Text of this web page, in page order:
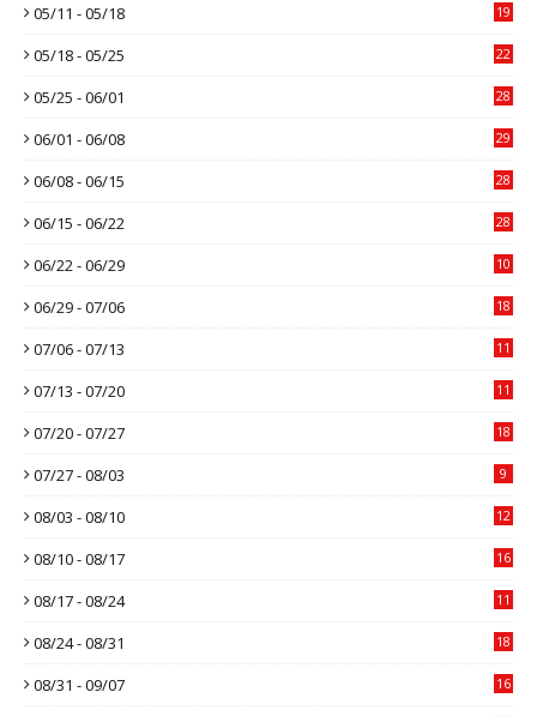
05/11 - 05/18 19
05/18 - 05/25 22
05/25 - 06/01 28
06/01 - 06/08 29
06/08 - 06/15 28
06/15 - 06/22 28
06/22 - 06/29 10
06/29 - 07/06 18
07/06 - 07/13 11
07/13 - 07/20 11
07/20 - 07/27 18
07/27 - 08/03 9
08/03 - 08/10 12
08/10 - 08/17 16
08/17 - 08/24 11
08/24 - 08/31 18
08/31 - 09/07 16